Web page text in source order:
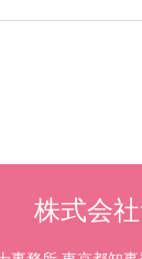
株式会